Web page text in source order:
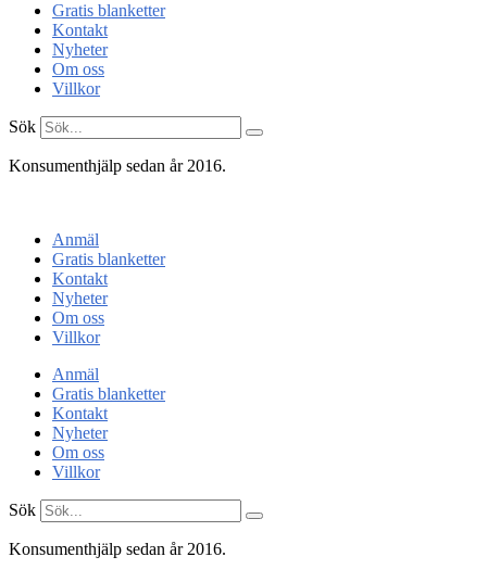
Gratis blanketter
Kontakt
Nyheter
Om oss
Villkor
Sök
Konsumenthjälp sedan år 2016.
Anmäl
Gratis blanketter
Kontakt
Nyheter
Om oss
Villkor
Anmäl
Gratis blanketter
Kontakt
Nyheter
Om oss
Villkor
Sök
Konsumenthjälp sedan år 2016.